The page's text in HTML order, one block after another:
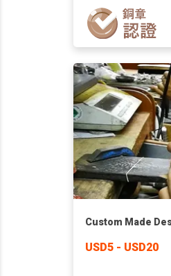
Custom Made
USD5 - USD20